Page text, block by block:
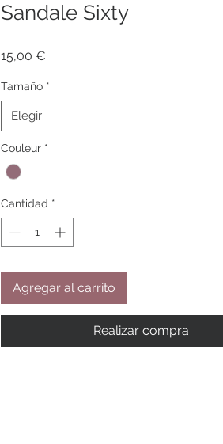
Sandale Sixty
15,00 €
Tamaño *
Elegir
Couleur *
Cantidad *
Agregar al carrito
Realizar compra